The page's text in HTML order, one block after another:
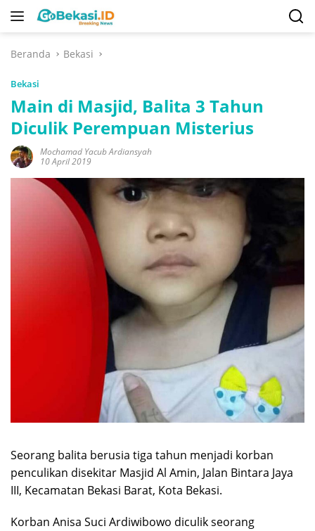
Langsung
Beranda
Bekasi
Bekasi
Main di Masjid, Balita 3 Tahun
Diculik Perempuan Misterius
Mochamad Yacub Ardiansyah
10 April 2019
Seorang balita berusia tiga tahun menjadi korban
penculikan disekitar Masjid Al Amin, Jalan Bintara Jaya
III, Kecamatan Bekasi Barat, Kota Bekasi.
Korban Anisa Suci Ardiwibowo diculik seorang